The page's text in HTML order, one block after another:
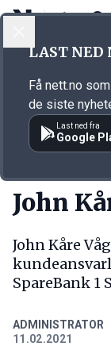
Annonsørinnhold
John
John Kåre
SpareBank 1
ADMINISTRATOR
11.02.2021
LAST NED
Få nett.no
de siste
Last ned fra
Google